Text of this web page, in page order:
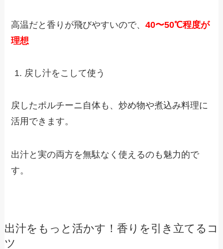
高温だと香りが飛びやすいので、40〜50℃程度が
理想
戻し汁をこして使う
戻したポルチーニ自体も、炒め物や煮込み料理に
活用できます。
出汁と実の両方を無駄なく使えるのも魅力的で
す。
出汁をもっと活かす！香りを引き立てるコ
ツ